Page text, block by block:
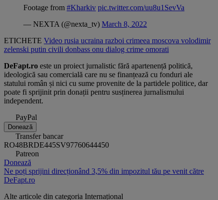
Footage from #Kharkiv pic.twitter.com/uu8u1SevVa
— NEXTA (@nexta_tv) March 8, 2022
ETICHETE Video rusia ucraina razboi crimeea moscova volodimir
zelenski putin civili donbass onu dialog crime omorati
DeFapt.ro este un proiect jurnalistic fără apartenență politică,
ideologică sau comercială care nu se finanțează cu fonduri ale
statului român și nici cu sume provenite de la partidele politice, dar
poate fi sprijinit prin donații pentru susținerea jurnalismului
independent.
PayPal
Donează
Transfer bancar
RO48BRDE445SV97760644450
Patreon
Donează
Ne poți sprijini direcționând 3,5% din impozitul tău pe venit către
DeFapt.ro
Alte articole din categoria Internațional